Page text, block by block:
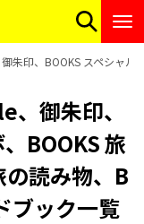
朱印、BOOKS スペシャ
御朱印、
BOOKS 旅
の読み物、B
ブック一覧